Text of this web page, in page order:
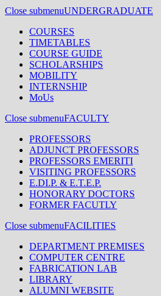
Close submenuUNDERGRADUATE
COURSES
TIMETABLES
COURSE GUIDE
SCHOLARSHIPS
MOBILITY
INTERNSHIP
MoUs
Close submenuFACULTY
PROFESSORS
ADJUNCT PROFESSORS
PROFESSORS EMERITI
VISITING PROFESSORS
E.DI.P. & E.T.E.P.
HONORARY DOCTORS
FORMER FACUTLY
Close submenuFACILITIES
DEPARTMENT PREMISES
COMPUTER CENTRE
FABRICATION LAB
LIBRARY
ALUMNI WEBSITE